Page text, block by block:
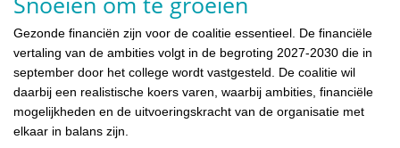
Gezonde financiën zijn voor de coalitie essentieel. De financiële
vertaling van de ambities volgt in de begroting 2027-2030 die in
september door het college wordt vastgesteld. De coalitie wil
daarbij een realistische koers varen, waarbij ambities, financiële
mogelijkheden en de uitvoeringskracht van de organisatie met
elkaar in balans zijn.